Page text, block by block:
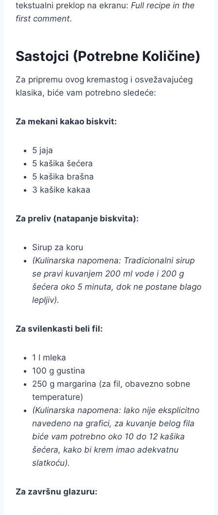
tekstualni preklop na ekranu: Full recipe in the
first comment.
Sastojci (Potrebne Količine)
Za pripremu ovog kremastog i osvežavajućeg
klasika, biće vam potrebno sledeće:
Za mekani kakao biskvit:
5 jaja
5 kašika šećera
5 kašika brašna
3 kašike kakaa
Za preliv (natapanje biskvita):
Sirup za koru
(Kulinarska napomena: Tradicionalni sirup
se pravi kuvanjem 200 ml vode i 200 g
šećera oko 5 minuta, dok ne postane blago
lepljiv).
Za svilenkasti beli fil:
1 l mleka
100 g gustina
250 g margarina (za fil, obavezno sobne
temperature)
(Kulinarska napomena: Iako nije eksplicitno
navedeno na grafici, za kuvanje belog fila
biće vam potrebno oko 10 do 12 kašika
šećera, kako bi krem imao adekvatnu
slatkoću).
Za završnu glazuru: